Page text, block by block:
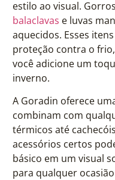
estilo ao visual.
balaclavas e luvas
aquecidos. Esses
proteção contra o
você adicione um
inverno.
A Goradin oferece
combinam com
térmicos até
acessórios certos
básico em um visual
para qualquer